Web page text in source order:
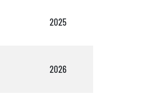
2025
2026